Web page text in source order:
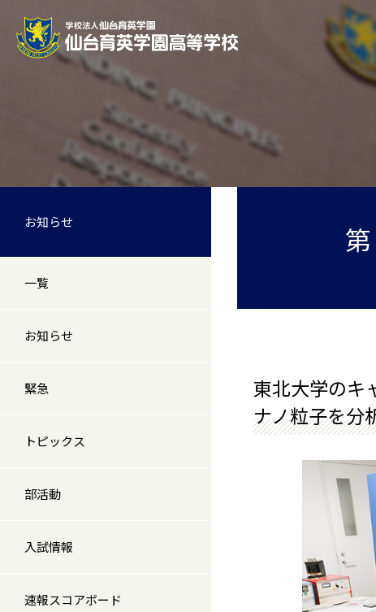
東北大学のキ
ナノ粒子を分
お知らせ
一覧
お知らせ
緊急
トピックス
部活動
入試情報
速報スコアボード